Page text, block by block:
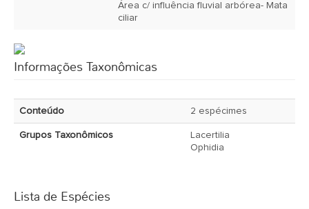
Área c/ influência fluvial arbórea- Mata
ciliar
Informações Taxonômicas
Conteúdo 2 espécimes
Grupos Taxonômicos
Lacertilia
Ophidia
Lista de Espécies